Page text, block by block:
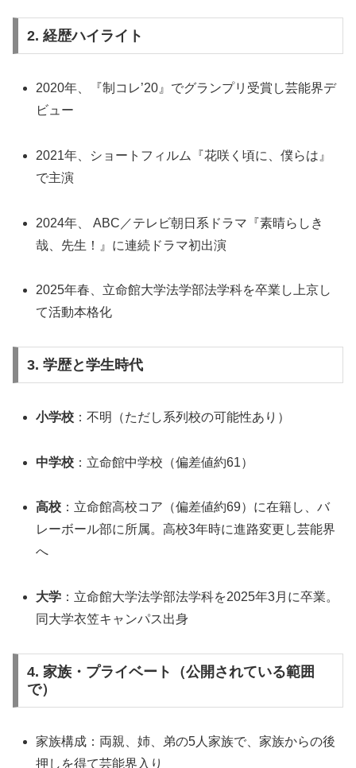
2. 経歴ハイライト
2020年、『制コレ’20』でグランプリ受賞し芸能界デ
ビュー
2021年、ショートフィルム『花咲く頃に、僕らは』
で主演
2024年、 ABC／テレビ朝日系ドラマ『素晴らしき
哉、先生！』に連続ドラマ初出演
2025年春、立命館大学法学部法学科を卒業し上京し
て活動本格化
3. 学歴と学生時代
小学校 ：不明（ただし系列校の可能性あり）
中学校 ：立命館中学校（偏差値約61）
高校 ：立命館高校コア（偏差値約69）に在籍し、バ
レーボール部に所属。高校3年時に進路変更し芸能界
へ
大学 ：立命館大学法学部法学科を2025年3月に卒業。
同大学衣笠キャンパス出身
4. 家族・プライベート（公開されている範囲
で）
家族構成：両親、姉、弟の5人家族で、家族からの後
押しを得て芸能界入り